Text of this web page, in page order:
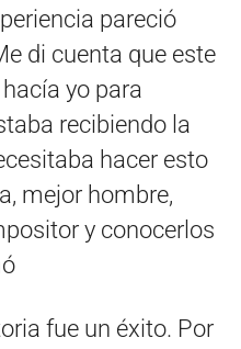
pareció
di cuenta que este
yo para
recibiendo la
hacer esto
mejor hombre,
y conocerlos
fue un éxito. Por